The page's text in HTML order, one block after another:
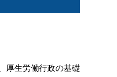
厚生労働行政の基礎